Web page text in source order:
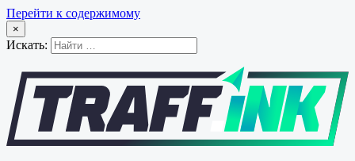
Перейти к содержимому
×
Искать: